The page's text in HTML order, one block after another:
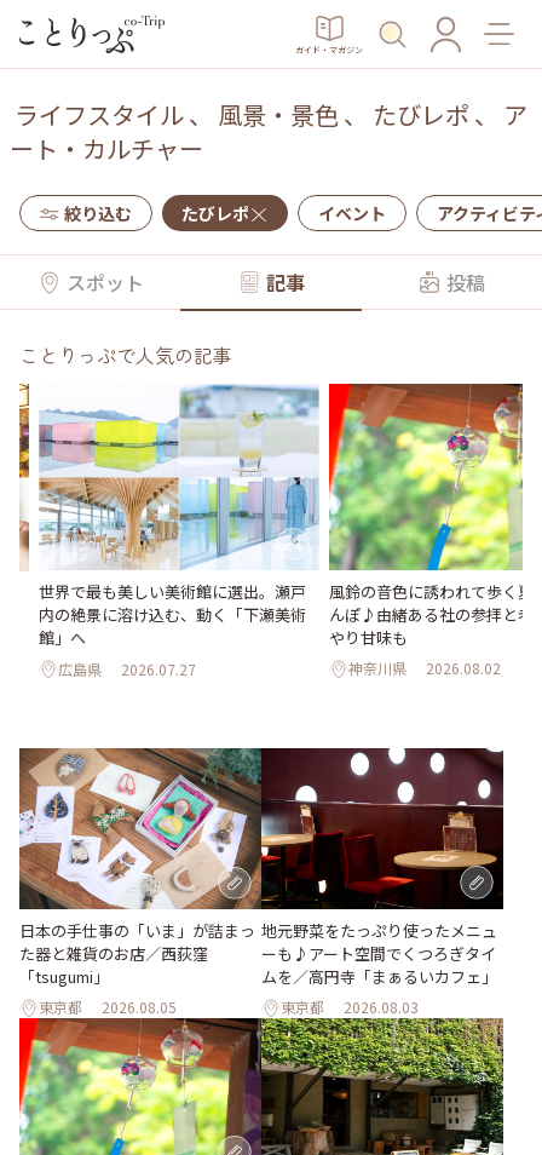
ガイド・マガジン
ライフスタイル、 風景・景色、 たびレポ 、 ア
ート・カルチャー
絞り込む たびレポ イベント アクティビテ
スポット 記事 投稿
ことりっぷで人気の記事
世界で最も美しい美術館に選出。瀬戸
内の絶景に溶け込む、動く「下瀬美術
館」へ
広島県 2026.07.27
風鈴の音色に誘われて歩く夏
んぽ♪由緒ある社の参拝と老
やり甘味も
神奈川県 2026.08.02
日本の手仕事の「いま」が詰まっ
た器と雑貨のお店／西荻窪
「tsugumi」
東京都 2026.08.05
地元野菜をたっぷり使ったメニュ
ーも♪アート空間でくつろぎタイ
ムを／高円寺「まぁるいカフェ」
東京都 2026.08.03